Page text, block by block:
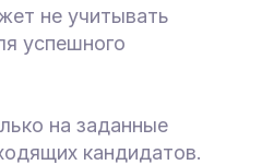
не учитывать
успешного
на заданные
кандидатов.